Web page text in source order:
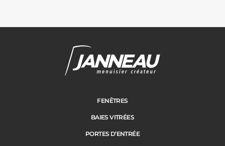
FENÊTRES
BAIES VITRÉES
PORTES D’ENTRÉE
Janneau Menuisier Créateur